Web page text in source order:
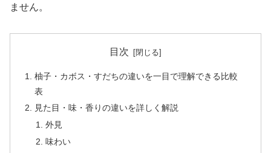
ません。
目次
柚子・カボス・すだちの違いを一目で理解できる比較
表
見た目・味・香りの違いを詳しく解説
外見
味わい